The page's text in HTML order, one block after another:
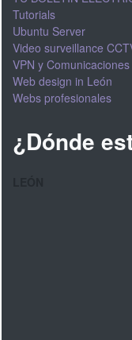
Tutorials
Ubuntu Server
Video surveillance
VPN y
Web design in León
Webs profesionales
¿Dónde